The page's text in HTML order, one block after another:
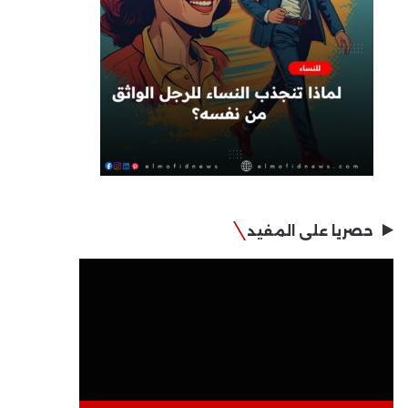
حصريا على المفيد